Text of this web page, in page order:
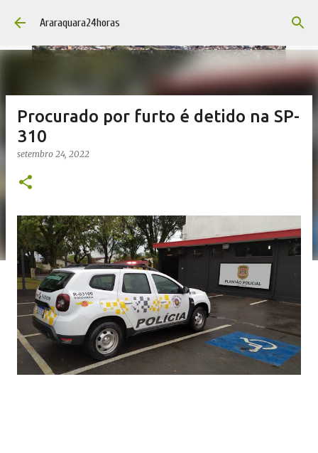
Pular para o conteúdo principal
Araraquara24horas
Procurado por furto é detido na SP-
310
setembro 24, 2022